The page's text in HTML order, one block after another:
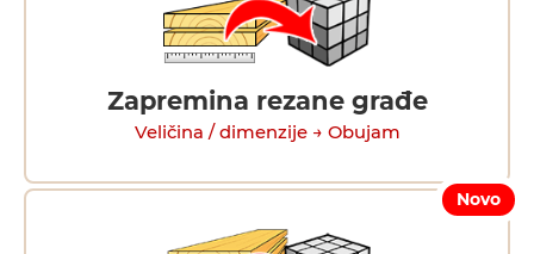
Zapremina rezane građe
Veličina / dimenzije → Obujam
Novo